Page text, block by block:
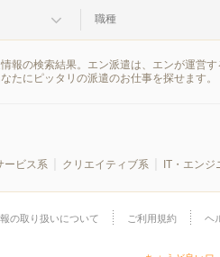
職種
報の検索結果。エン派遣は、エンが運営
たにピッタリの派遣のお仕事を探せます。
ービス系 クリエイティブ系 IT・エンジ
の取り扱いについて ご利用規約 ヘ